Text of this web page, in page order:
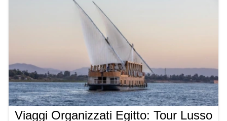
Viaggi Organizzati Egitto: Tour Lusso